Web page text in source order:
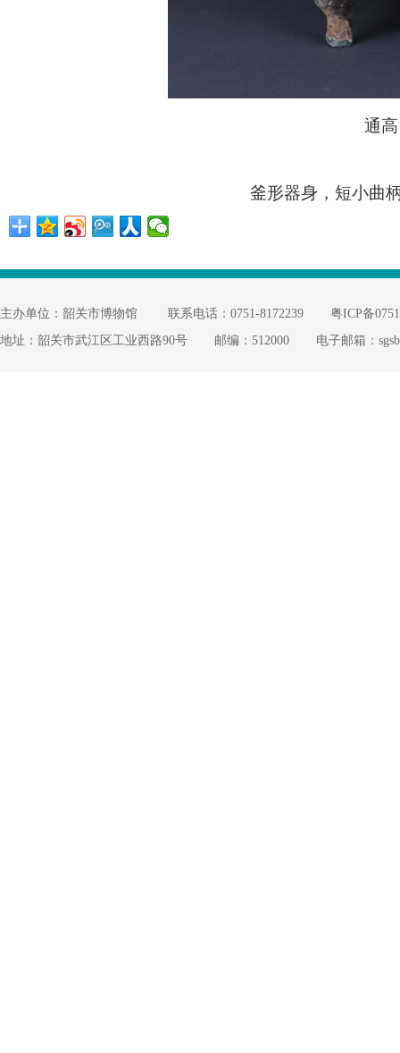
通高
釜形器身，短小曲
主办单位：韶关市博物馆 联系电话：0751-8172239
粤ICP备
地址：韶关市武江区工业西路90号
邮编：512000 电子邮箱：